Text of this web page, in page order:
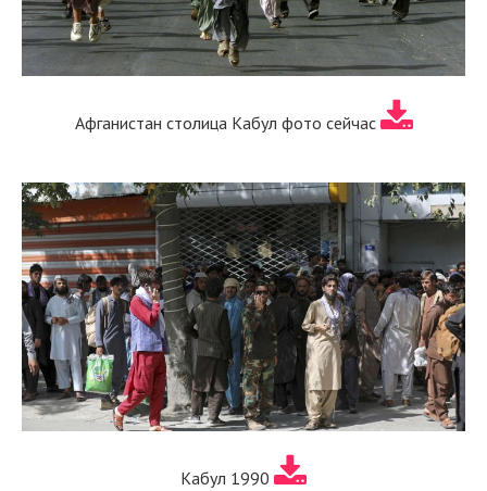
Афганистан столица Кабул фото сейчас
Кабул 1990